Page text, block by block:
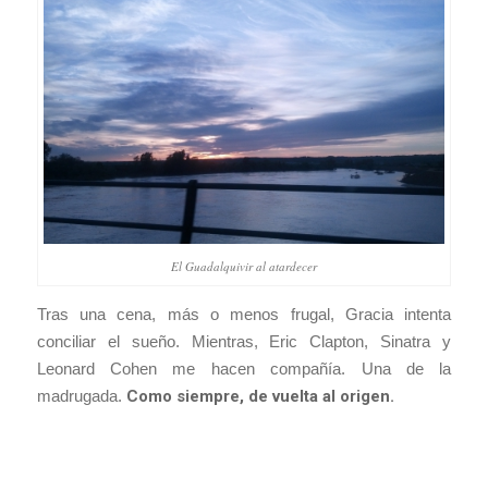
El Guadalquivir al atardecer
Tras una cena, más o menos frugal, Gracia intenta
conciliar el sueño. Mientras, Eric Clapton, Sinatra y
Leonard Cohen me hacen compañía. Una de la
madrugada. Como siempre, de vuelta al origen.